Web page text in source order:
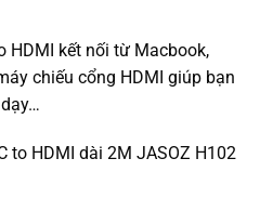
HDMI kết nối từ Macbook,
chiếu cổng HDMI giúp bạn
to HDMI dài 2M JASOZ H102